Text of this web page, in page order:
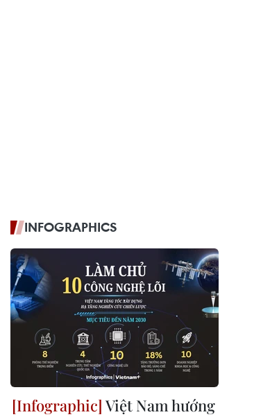
INFOGRAPHICS
Việt Nam hướng